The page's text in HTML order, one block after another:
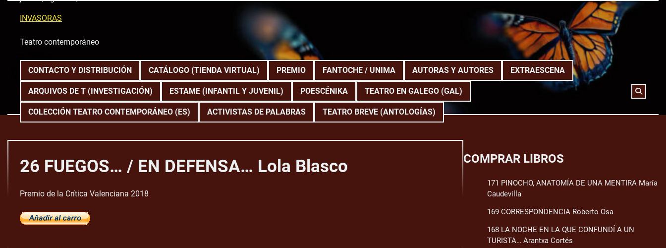
INVASORAS
Teatro contemporáneo
CONTACTO Y DISTRIBUCIÓN CATÁLOGO (TIENDA VIRTUAL) PREMIO FANTOCHE / UNIMA AUTORAS Y AUTORES EXTRAESCENA
ARQUIVOS DE T (INVESTIGACIÓN) ESTAME (INFANTIL Y JUVENIL) POESCÉNIKA TEATRO EN GALEGO (GAL)
COLECCIÓN TEATRO CONTEMPORÁNEO (ES) ACTIVISTAS DE PALABRAS TEATRO BREVE (ANTOLOGÍAS)
26 FUEGOS… / EN DEFENSA… Lola Blasco
Premio de la Crítica Valenciana 2018
COMPRAR LIBROS
171 PINOCHO, ANATOMÍA DE UNA MENTIRA María
Caudevilla
169 CORRESPONDENCIA Roberto Osa
168 LA NOCHE EN LA QUE CONFUNDÍ A UN
TURISTA… Arantxa Cortés